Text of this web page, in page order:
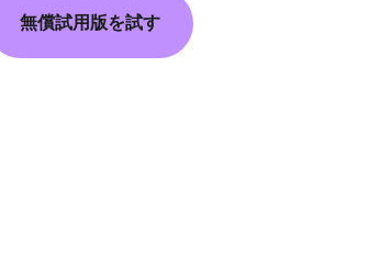
無償試用版を試す